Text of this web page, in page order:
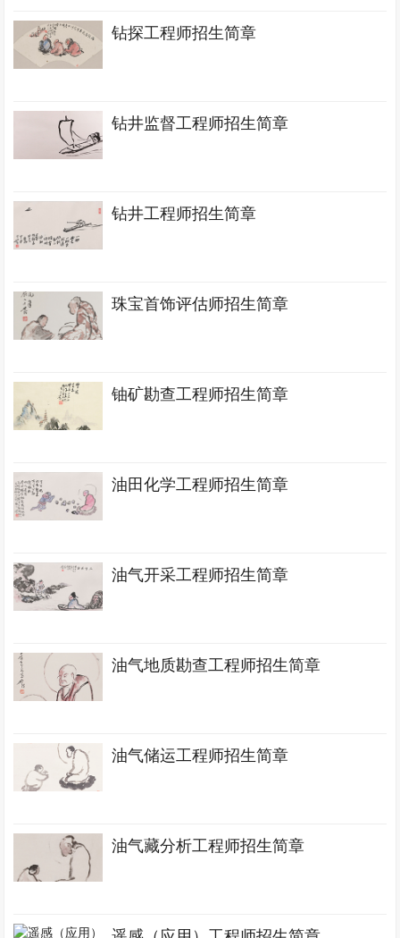
钻探工程师招生简章
钻井监督工程师招生简章
钻井工程师招生简章
珠宝首饰评估师招生简章
铀矿勘查工程师招生简章
油田化学工程师招生简章
油气开采工程师招生简章
油气地质勘查工程师招生简章
油气储运工程师招生简章
油气藏分析工程师招生简章